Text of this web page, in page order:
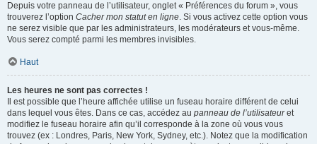
Depuis votre panneau de l’utilisateur, onglet « Préférences du forum », vous
trouverez l’option Cacher mon statut en ligne. Si vous activez cette option vous
ne serez visible que par les administrateurs, les modérateurs et vous-même.
Vous serez compté parmi les membres invisibles.
Haut
Les heures ne sont pas correctes !
Il est possible que l’heure affichée utilise un fuseau horaire différent de celui
dans lequel vous êtes. Dans ce cas, accédez au panneau de l’utilisateuret
modifiez le fuseau horaire afin qu’il corresponde à la zone où vous vous
trouvez (ex : Londres, Paris, New York, Sydney, etc.). Notez que la modification